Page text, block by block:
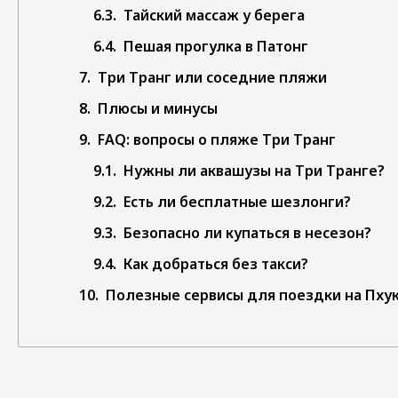
Тайский массаж у берега
Пешая прогулка в Патонг
Три Транг или соседние пляжи
Плюсы и минусы
FAQ: вопросы о пляже Три Транг
Нужны ли аквашузы на Три Транге?
Есть ли бесплатные шезлонги?
Безопасно ли купаться в несезон?
Как добраться без такси?
Полезные сервисы для поездки на